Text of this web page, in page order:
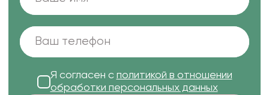
Я согласен с политикой в отношении
обработки персональных данных